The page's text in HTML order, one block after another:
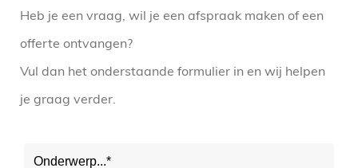
Heb je een vraag, wil je een afspraak maken of een
offerte ontvangen?
Vul dan het onderstaande formulier in en wij helpen
je graag verder.